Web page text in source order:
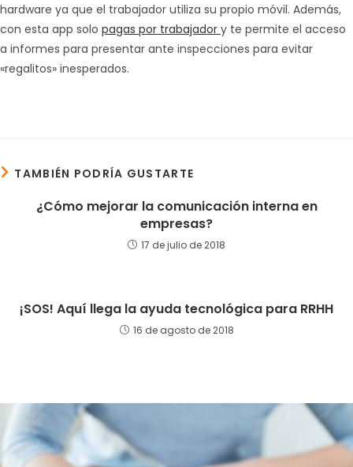
hardware ya que el trabajador utiliza su propio móvil. Además,
con esta app solo pagas por trabajador y te permite el acceso
a informes para presentar ante inspecciones para evitar
«regalitos» inesperados.
TAMBIÉN PODRÍA GUSTARTE
¿Cómo mejorar la comunicación interna en
empresas?
17 de julio de 2018
¡SOS! Aquí llega la ayuda tecnológica para RRHH
16 de agosto de 2018